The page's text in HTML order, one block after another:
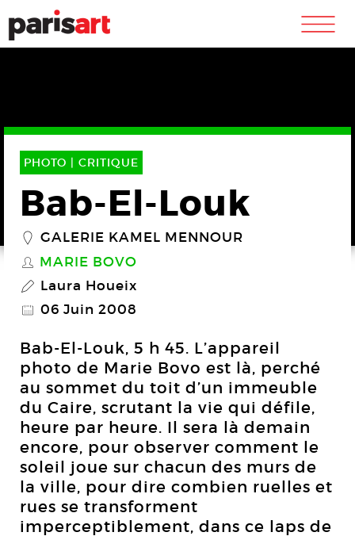
m
PHOTO | CRITIQUE
Bab-El-Louk
_ GALERIE KAMEL MENNOUR
S MARIE BOVO
P Laura Houeix
@ 06 Juin 2008
Bab-El-Louk, 5 h 45. L’appareil
photo de Marie Bovo est là, perché
au sommet du toit d’un immeuble
du Caire, scrutant la vie qui défile,
heure par heure. Il sera là demain
encore, pour observer comment le
soleil joue sur chacun des murs de
la ville, pour dire combien ruelles et
rues se transforment
imperceptiblement, dans ce laps de